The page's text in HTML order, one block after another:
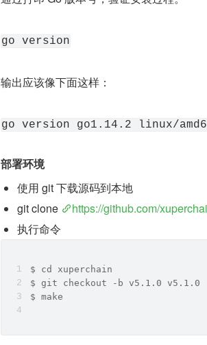
go version
输出应该像下面这样：
go version go1.14.2 linux/
部署环境
使用 git 下载源码到本地
git clone
https://github.com/
执行命令
$ cd xuperchain
$ git checkout -b v5.1.0 v5.1.0
$ make